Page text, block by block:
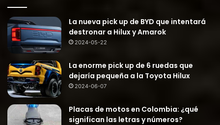
La nueva pick up de BYD que intentará
destronar a Hilux y Amarok
2024-05-22
La enorme pick up de 6 ruedas que
dejaría pequeña a la Toyota Hilux
2024-06-07
Placas de motos en Colombia: ¿qué
significan las letras y números?